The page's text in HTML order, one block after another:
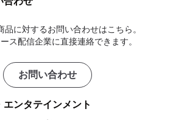
品に対するお問い合わせはこちら。
ス配信企業に直接連絡できます。
お問い合わせ
ンタテインメント